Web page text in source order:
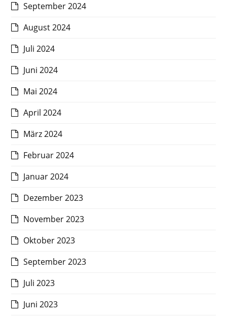
September 2024
August 2024
Juli 2024
Juni 2024
Mai 2024
April 2024
März 2024
Februar 2024
Januar 2024
Dezember 2023
November 2023
Oktober 2023
September 2023
Juli 2023
Juni 2023